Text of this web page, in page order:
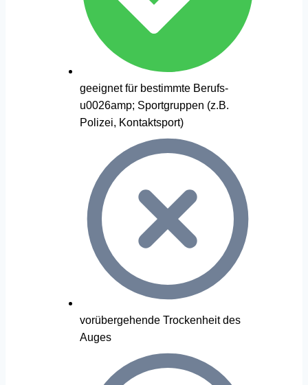
geeignet für bestimmte Berufs-
u0026amp; Sportgruppen (z.B.
Polizei, Kontaktsport)
vorübergehende Trockenheit des
Auges